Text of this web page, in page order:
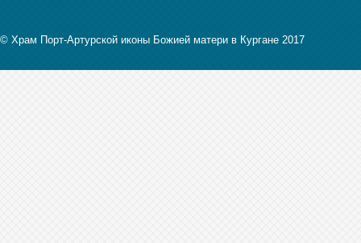
© Храм Порт-Артурской иконы Божией матери в Кургане 2017